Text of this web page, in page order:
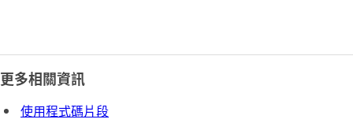
更多相關資訊
使用程式碼片段